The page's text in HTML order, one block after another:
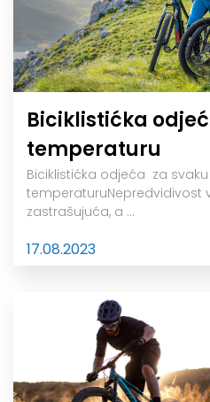
Biciklistićka
temperaturu
Biciklistićka odjeća za svaku
temperaturuNepredvidivost
zastrašujuća, a ...
17.08.2023